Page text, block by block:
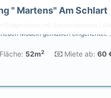
" Martens" Am Schlart
Möbeln gemütlich eingerichtet.
Fläche: 52m2 Miete ab: 60